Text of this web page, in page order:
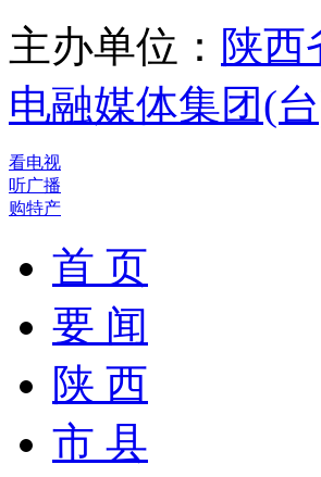
主办单位： 陕
电融媒体集团(
看电视
听广播
购特产
首 页
要 闻
陕 西
市 县